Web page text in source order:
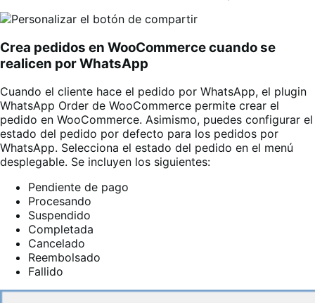
Crea pedidos en WooCommerce cuando se
realicen por WhatsApp
Cuando el cliente hace el pedido por WhatsApp, el plugin
WhatsApp Order de WooCommerce permite crear el
pedido en WooCommerce. Asimismo, puedes configurar el
estado del pedido por defecto para los pedidos por
WhatsApp. Selecciona el estado del pedido en el menú
desplegable. Se incluyen los siguientes:
Pendiente de pago
Procesando
Suspendido
Completada
Cancelado
Reembolsado
Fallido